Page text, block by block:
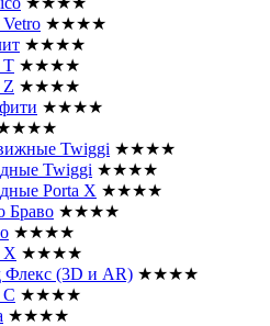
Vetro ★★★★
★★★★
T ★★★★
Z ★★★★
★★★★
Twiggi ★★★★
Twiggi ★★★★
Porta X ★★★★
Браво ★★★★
★★★★
X ★★★★
Флекс (3D и AR) ★★★★
C ★★★★
★★★★